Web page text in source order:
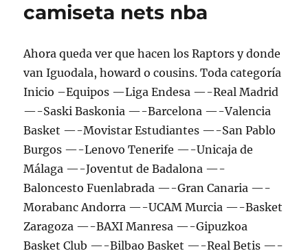
camiseta nets nba
Ahora queda ver que hacen los Raptors y donde
van Iguodala, howard o cousins. Toda categoría
Inicio –Equipos —Liga Endesa —-Real Madrid
—-Saski Baskonia —-Barcelona —-Valencia
Basket —-Movistar Estudiantes —-San Pablo
Burgos —-Lenovo Tenerife —-Unicaja de
Málaga —-Joventut de Badalona —-
Baloncesto Fuenlabrada —-Gran Canaria —-
Morabanc Andorra —-UCAM Murcia —-Basket
Zaragoza —-BAXI Manresa —-Gipuzkoa
Basket Club —-Bilbao Basket —-Real Betis —-